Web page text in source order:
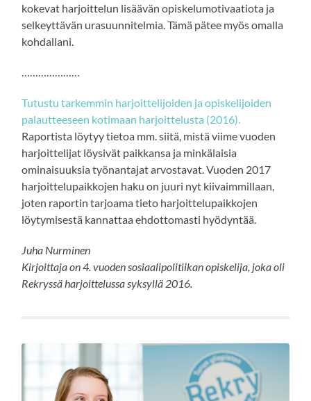
kokevat harjoittelun lisäävän opiskelumotivaatiota ja
selkeyttävän urasuunnitelmia. Tämä pätee myös omalla
kohdallani.
…………………
Tutustu tarkemmin harjoittelijoiden ja opiskelijoiden
palautteeseen kotimaan harjoittelusta (2016).
Raportista löytyy tietoa mm. siitä, mistä viime vuoden
harjoittelijat löysivät paikkansa ja minkälaisia
ominaisuuksia työnantajat arvostavat. Vuoden 2017
harjoittelupaikkojen haku on juuri nyt kiivaimmillaan,
joten raportin tarjoama tieto harjoittelupaikkojen
löytymisestä kannattaa ehdottomasti hyödyntää.
Juha Nurminen
Kirjoittaja on 4. vuoden sosiaalipolitiikan opiskelija, joka oli
Rekryssä harjoittelussa syksyllä 2016.